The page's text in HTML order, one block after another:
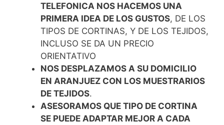
TELEFONICA NOS HACEMOS UNA
PRIMERA IDEA DE LOS GUSTOS, DE LOS
TIPOS DE CORTINAS, Y DE LOS TEJIDOS,
INCLUSO SE DA UN PRECIO
ORIENTATIVO
NOS DESPLAZAMOS A SU DOMICILIO
EN ARANJUEZ CON LOS MUESTRARIOS
DE TEJIDOS.
ASESORAMOS QUE TIPO DE CORTINA
SE PUEDE ADAPTAR MEJOR A CADA